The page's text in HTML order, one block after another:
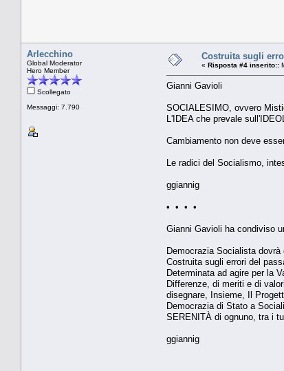
Arlecchino
Global Moderator
Hero Member
Scollegato
Messaggi: 7.790
Costruita sugli
« Risposta #4 inserito::
Gianni Gavioli
SOCIALESIMO, ovvero
L'IDEA che prevale
Cambiamento non deve
Le radici del Socialismo,
ggiannig
• • • •
Gianni Gavioli ha condiviso
Democrazia Socialista dovrà
Costruita sugli errori del
Determinata ad agire per la
Differenze, di meriti e di
disegnare, Insieme, Il
Democrazia di Stato a
SERENITÀ di ognuno, tra i
ggiannig